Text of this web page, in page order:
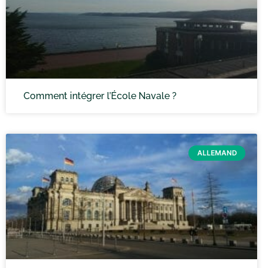
Comment intégrer l’École Navale ?
ALLEMAND